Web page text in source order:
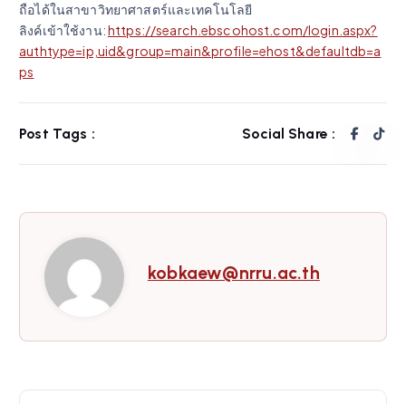
ถือได้ในสาขาวิทยาศาสตร์และเทคโนโลยี
ลิงค์เข้าใช้งาน:https://search.ebscohost.com/login.aspx?
authtype=ip,uid&group=main&profile=ehost&defaultdb=a
ps
Post Tags : Social Share :
kobkaew@nrru.ac.th